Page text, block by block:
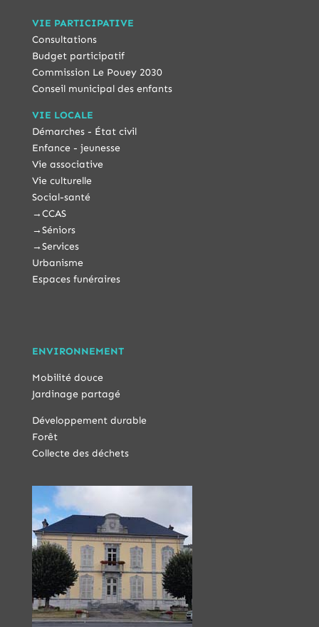
VIE PARTICIPATIVE
Consultations
Budget participatif
Commission Le Pouey 2030
Conseil municipal des enfants
VIE LOCALE
Démarches - État civil
Enfance - jeunesse
Vie associative
Vie culturelle
Social-santé
→CCAS
→Séniors
→Services
Urbanisme
Espaces funéraires
ENVIRONNEMENT
Mobilité douce
Jardinage partagé
Développement durable
Forêt
Collecte des déchets